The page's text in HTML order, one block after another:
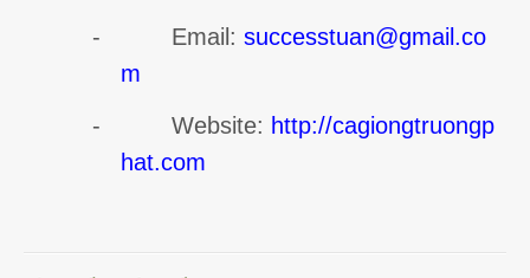
- Email: successtuan@gmail.co
m
- Website: http://cagiongtruongp
hat.com